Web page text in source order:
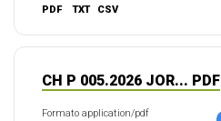
PDF
TXT CSV
CH P 005.2026 JOR... PDF
Formato application/pdf